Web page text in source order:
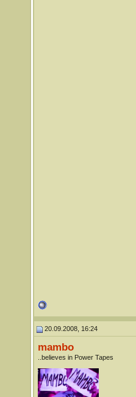
20.09.2008, 16:24
mambo
..believes in Power Tapes